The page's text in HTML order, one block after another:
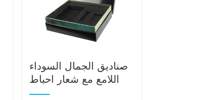
صناديق الجمال السوداء
اللامع مع شعار احباط
الذهب